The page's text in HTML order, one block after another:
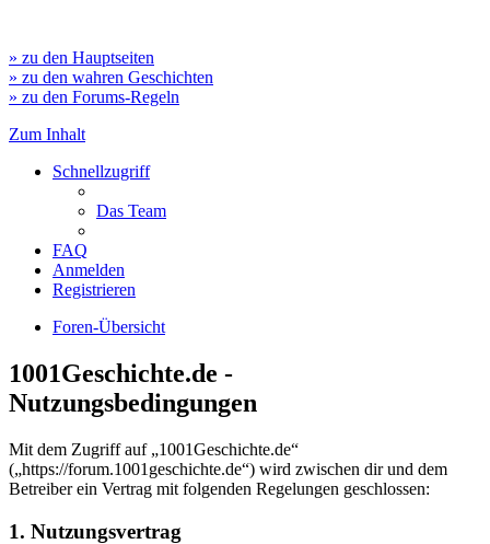
» zu den Hauptseiten
» zu den wahren Geschichten
» zu den Forums-Regeln
Zum Inhalt
Schnellzugriff
Das Team
FAQ
Anmelden
Registrieren
Foren-Übersicht
1001Geschichte.de -
Nutzungsbedingungen
Mit dem Zugriff auf „1001Geschichte.de“
(„https://forum.1001geschichte.de“) wird zwischen dir und dem
Betreiber ein Vertrag mit folgenden Regelungen geschlossen:
1. Nutzungsvertrag